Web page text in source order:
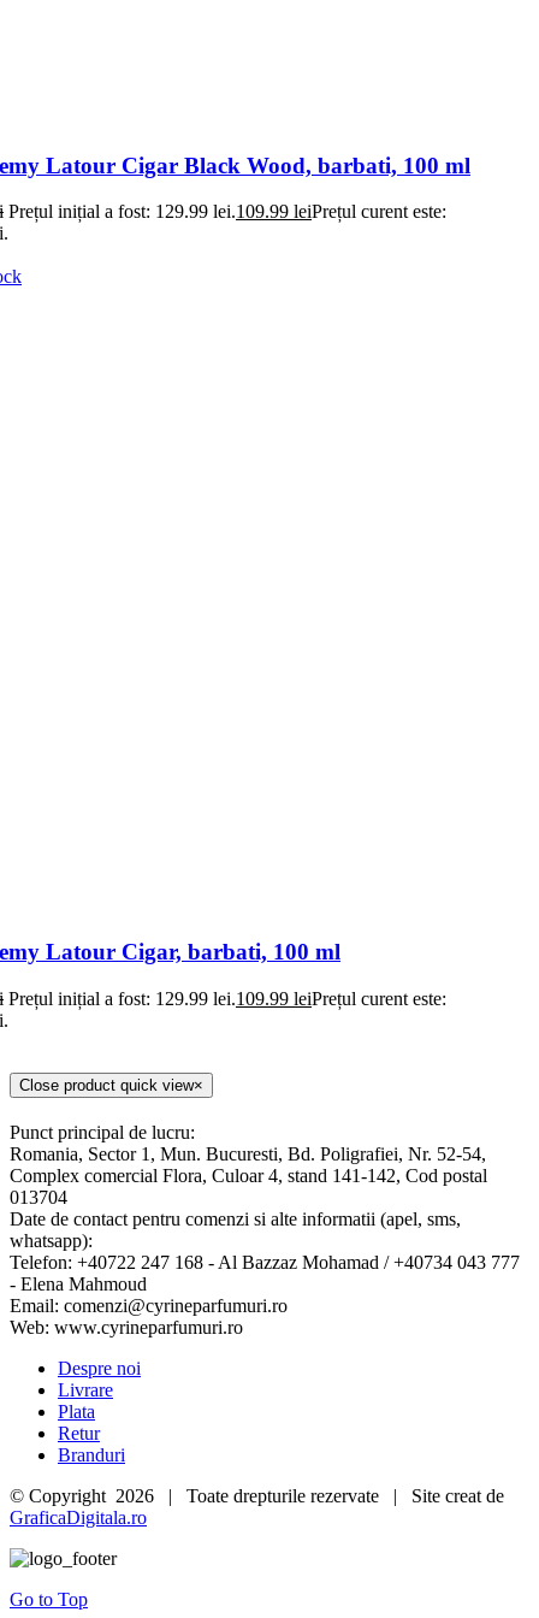
Latour Cigar Black Wood, barbati, 100 ml
Prețul inițial a fost: 129.99 lei.109.99 leiPrețul curent este:
Latour Cigar, barbati, 100 ml
Prețul inițial a fost: 129.99 lei.109.99 leiPrețul curent este:
Close product quick view×
Punct principal de lucru:
Romania, Sector 1, Mun. Bucuresti, Bd. Poligrafiei, Nr. 52-54,
Complex comercial Flora, Culoar 4, stand 141-142, Cod postal
013704
Date de contact pentru comenzi si alte informatii (apel, sms,
whatsapp):
Telefon: +40722 247 168 - Al Bazzaz Mohamad / +40734 043 777
- Elena Mahmoud
Email: comenzi@cyrineparfumuri.ro
Web: www.cyrineparfumuri.ro
Despre noi
Livrare
Plata
Retur
Branduri
© Copyright 2026 | Toate drepturile rezervate | Site creat de
GraficaDigitala.ro
Go to Top